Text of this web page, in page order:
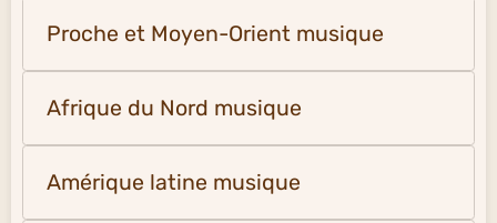
Proche et Moyen-Orient musique
Afrique du Nord musique
Amérique latine musique